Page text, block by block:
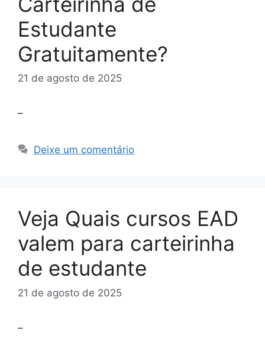
Estudante
Gratuitamente?
21 de agosto de 2025
–
Deixe um comentário
Veja Quais cursos EAD
valem para carteirinha
de estudante
21 de agosto de 2025
–